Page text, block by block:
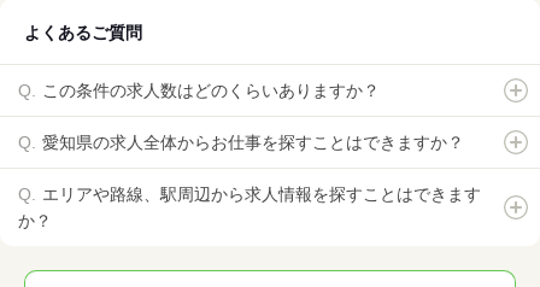
よくあるご質問
この条件の求人数はどのくらいありますか？
愛知県の求人全体からお仕事を探すことはできますか？
エリアや路線、駅周辺から求人情報を探すことはできます
か？